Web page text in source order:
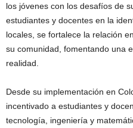
los jóvenes con los desafíos de
estudiantes y docentes en la
locales, se fortalece la relación
su comunidad, fomentando una
realidad​.
Desde su implementación en
incentivado a estudiantes y
tecnología, ingeniería y